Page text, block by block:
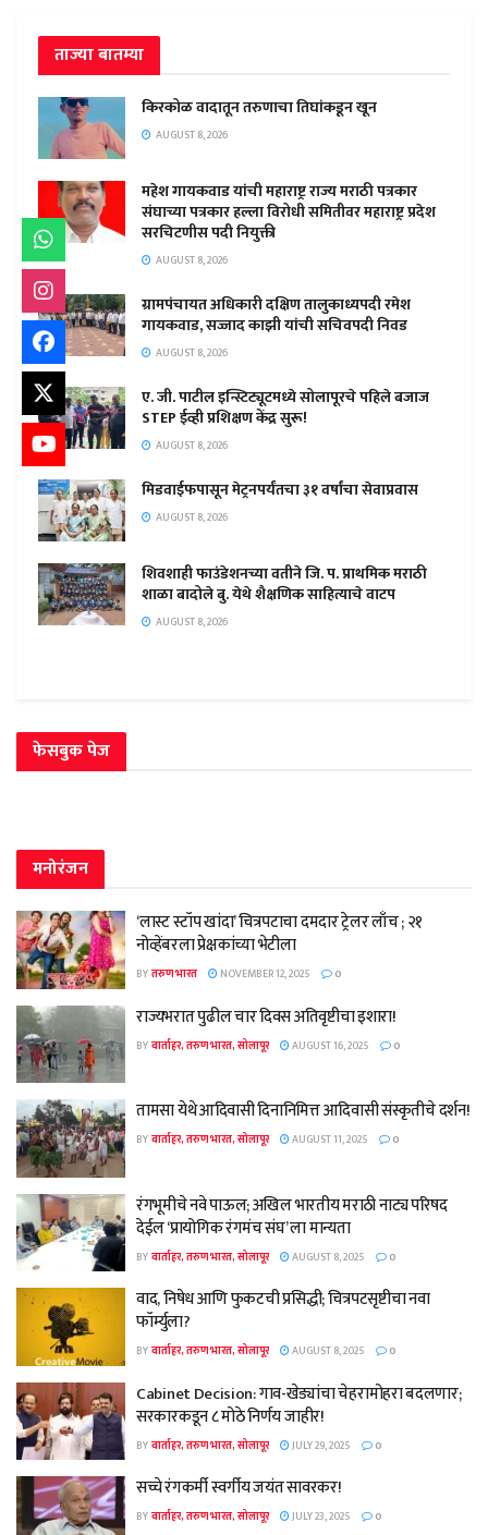
ताज्या बातम्या
किरकोळ वादातून तरुणाचा तिघांकडून खून
AUGUST 8, 2026
महेश गायकवाड यांची महाराष्ट्र राज्य मराठी पत्रकार
संघाच्या पत्रकार हल्ला विरोधी समितीवर महाराष्ट्र प्रदेश
सरचिटणीस पदी नियुक्ती
AUGUST 8, 2026
ग्रामपंचायत अधिकारी दक्षिण तालुकाध्यपदी रमेश
गायकवाड, सज्जाद काझी यांची सचिवपदी निवड
AUGUST 8, 2026
ए. जी. पाटील इन्स्टिट्यूटमध्ये सोलापूरचे पहिले बजाज
STEP ईव्ही प्रशिक्षण केंद्र सुरू!
AUGUST 8, 2026
मिडवाईफपासून मेट्रनपर्यंतचा ३१ वर्षांचा सेवाप्रवास
AUGUST 8, 2026
शिवशाही फाउंडेशनच्या वतीने जि. प. प्राथमिक मराठी
शाळा बादोले बु. येथे शैक्षणिक साहित्याचे वाटप
AUGUST 8, 2026
फेसबुक पेज
मनोरंजन
‘लास्ट स्टॉप खांदा’ चित्रपटाचा दमदार ट्रेलर लाँच ; २१
नोव्हेंबरला प्रेक्षकांच्या भेटीला
BYतरुण भारत NOVEMBER 12, 2025 0
राज्यभरात पुढील चार दिवस अतिवृष्टीचा इशारा!
BYवार्ताहर, तरुण भारत, सोलापूर AUGUST 16, 2025 0
तामसा येथे आदिवासी दिनानिमित्त आदिवासी संस्कृतीचे दर्शन!
BYवार्ताहर, तरुण भारत, सोलापूर AUGUST 11, 2025 0
रंगभूमीचे नवे पाऊल; अखिल भारतीय मराठी नाट्य परिषद
देईल ‘प्रायोगिक रंगमंच संघ’ ला मान्यता
BYवार्ताहर, तरुण भारत, सोलापूर AUGUST 8, 2025 0
वाद, निषेध आणि फुकटची प्रसिद्धी; चित्रपटसृष्टीचा नवा
फॉर्म्युला?
BYवार्ताहर, तरुण भारत, सोलापूर AUGUST 8, 2025 0
Cabinet Decision: गाव-खेड्यांचा चेहरामोहरा बदलणार;
सरकारकडून ८ मोठे निर्णय जाहीर!
BYवार्ताहर, तरुण भारत, सोलापूर JULY 29, 2025 0
सच्चे रंगकर्मी स्वर्गीय जयंत सावरकर!
BYवार्ताहर, तरुण भारत, सोलापूर JULY 23, 2025 0